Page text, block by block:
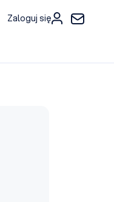
Zaloguj się